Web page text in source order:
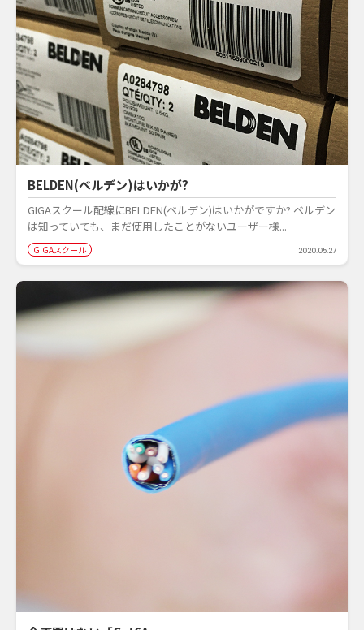
BELDEN(ベルデン)はいかが?
GIGAスクール配線にBELDEN(ベルデン)はいかがですか? ベルデン
は知っていても、まだ使用したことがないユーザー様...
GIGAスクール 2020.05.27